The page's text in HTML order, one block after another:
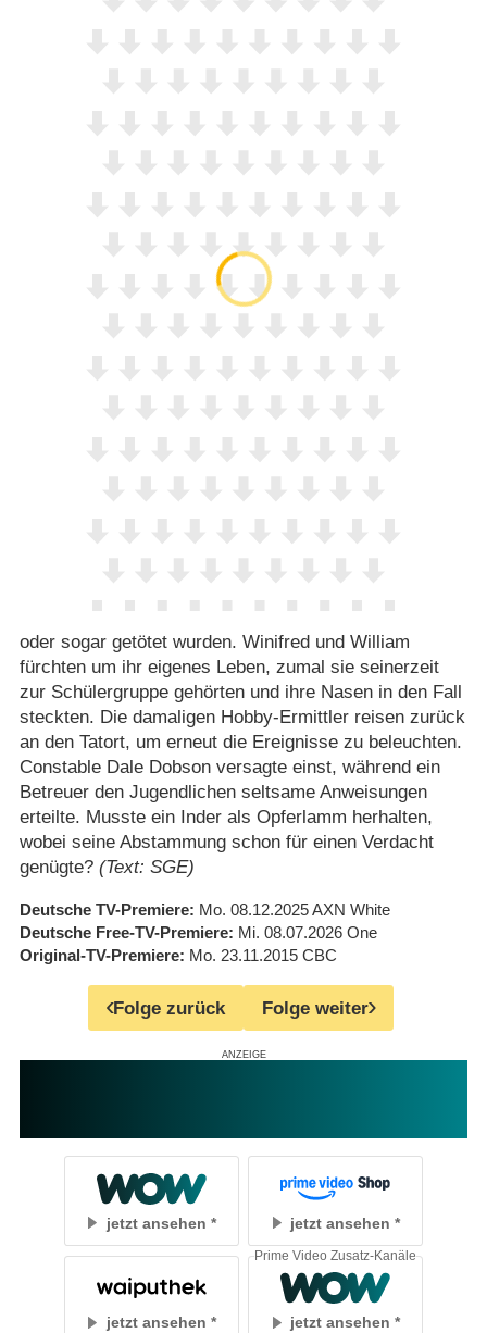
oder sogar getötet wurden. Winifred und William
fürchten um ihr eigenes Leben, zumal sie seinerzeit
zur Schülergruppe gehörten und ihre Nasen in den Fall
steckten. Die damaligen Hobby-Ermittler reisen zurück
an den Tatort, um erneut die Ereignisse zu beleuchten.
Constable Dale Dobson versagte einst, während ein
Betreuer den Jugendlichen seltsame Anweisungen
erteilte. Musste ein Inder als Opferlamm herhalten,
wobei seine Abstammung schon für einen Verdacht
genügte? (Text: SGE)
Deutsche TV-Premiere Mo. 08.12.2025AXN White
Deutsche Free-TV-Premiere Mi. 08.07.2026 One
Original-TV-Premiere Mo. 23.11.2015 CBC
Folge zurück Folge weiter
jetzt ansehen jetzt ansehen
jetzt ansehen jetzt ansehen
Prime Video Zusatz-Kanäle